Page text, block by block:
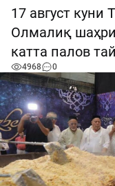
17 август куни
Олмалиқ
катта палов
4968 0